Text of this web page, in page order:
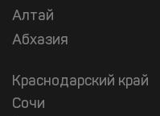
Алтай
Абхазия
Краснодарский край
Сочи